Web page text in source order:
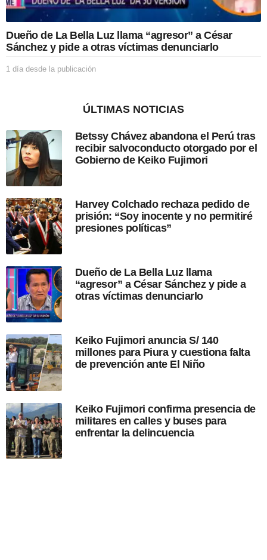
a
ó
n
Dueño de La Bella Luz llama “agresor” a César
Sánchez y pide a otras víctimas denunciarlo
1 día desde la publicación
d
s
d
e
u
b
l
c
i
ó
ÚLTIMAS NOTICIAS
Betssy Chávez abandona el Perú tras
recibir salvoconducto otorgado por el
Gobierno de Keiko Fujimori
Harvey Colchado rechaza pedido de
prisión: “Soy inocente y no permitiré
presiones políticas”
Dueño de La Bella Luz llama
“agresor” a César Sánchez y pide a
otras víctimas denunciarlo
Keiko Fujimori anuncia S/ 140
millones para Piura y cuestiona falta
de prevención ante El Niño
Keiko Fujimori confirma presencia de
militares en calles y buses para
enfrentar la delincuencia